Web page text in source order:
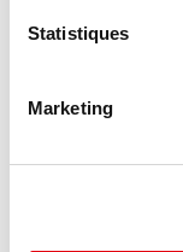
Statistiques
Marketing